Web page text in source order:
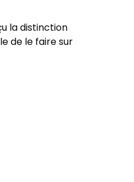
la distinction
de le faire sur